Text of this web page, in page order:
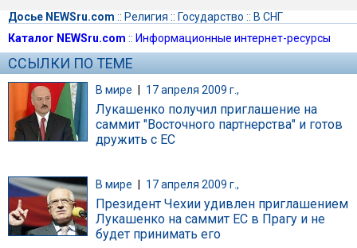
Досье NEWSru.com :: Религия :: Государство :: В СНГ
Каталог NEWSru.com :: Информационные интернет-ресурсы
ССЫЛКИ ПО ТЕМЕ
В мире | 17 апреля 2009 г.,
Лукашенко получил приглашение на
саммит "Восточного партнерства" и готов
дружить с ЕС
В мире 17 апреля 2009 г.,
Президент Чехии удивлен приглашением
Лукашенко на саммит ЕС в Прагу и не
будет принимать его